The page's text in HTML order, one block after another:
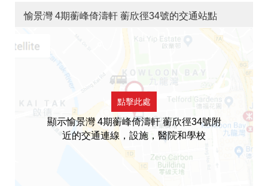
愉景灣 4期蘅峰倚濤軒 蘅欣徑34號的交通站點
點擊此處
顯示愉景灣 4期蘅峰倚濤軒 蘅欣徑34號附
近的交通連線，設施，醫院和學校